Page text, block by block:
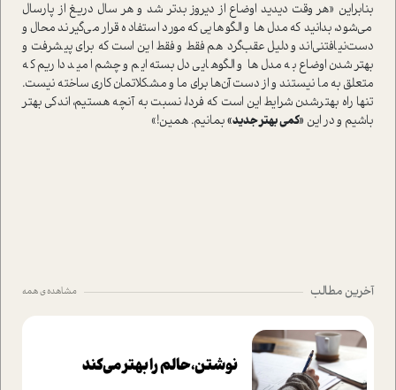
بنابراین «هر وقت دیدید اوضاع از دیروز بدتر شد و هر سال دریغ از پارسال
می‌شود، بدانید که مدل‌ها و الگوهایی که مورد استفاده قرار می‌گیرند محال و
دست‌نیافتنی‌اند و دلیل عقب‌گرد هم فقط و فقط این است که برای پیشرفت و
بهتر‌شدن اوضاع به مدل‌ها و الگوهایی دل بسته‌ایم و چشم امید داریم که
متعلق به ما نیستند و از دست آن‌ها برای ما و مشکلاتمان کاری ساخته نیست.
تنها راه بهتر‌شدن شرایط این است که فردا، نسبت به آنچه هستیم، اندکی بهتر
باشیم و در این «کمی بهتر جدید»بمانیم. همین!»
آخرین مطالب مشاهده ی همه
نوشتن، حالم را بهتر می‌کند